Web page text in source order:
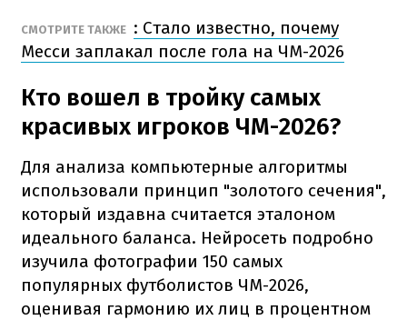
СМОТРИТЕ ТАКЖЕ : Стало известно, почему
Месси заплакал после гола на ЧМ-2026
Кто вошел в тройку самых
красивых игроков ЧМ-2026?
Для анализа компьютерные алгоритмы
использовали принцип "золотого сечения",
который издавна считается эталоном
идеального баланса. Нейросеть подробно
изучила фотографии 150 самых
популярных футболистов ЧМ-2026,
оценивая гармонию их лиц в процентном